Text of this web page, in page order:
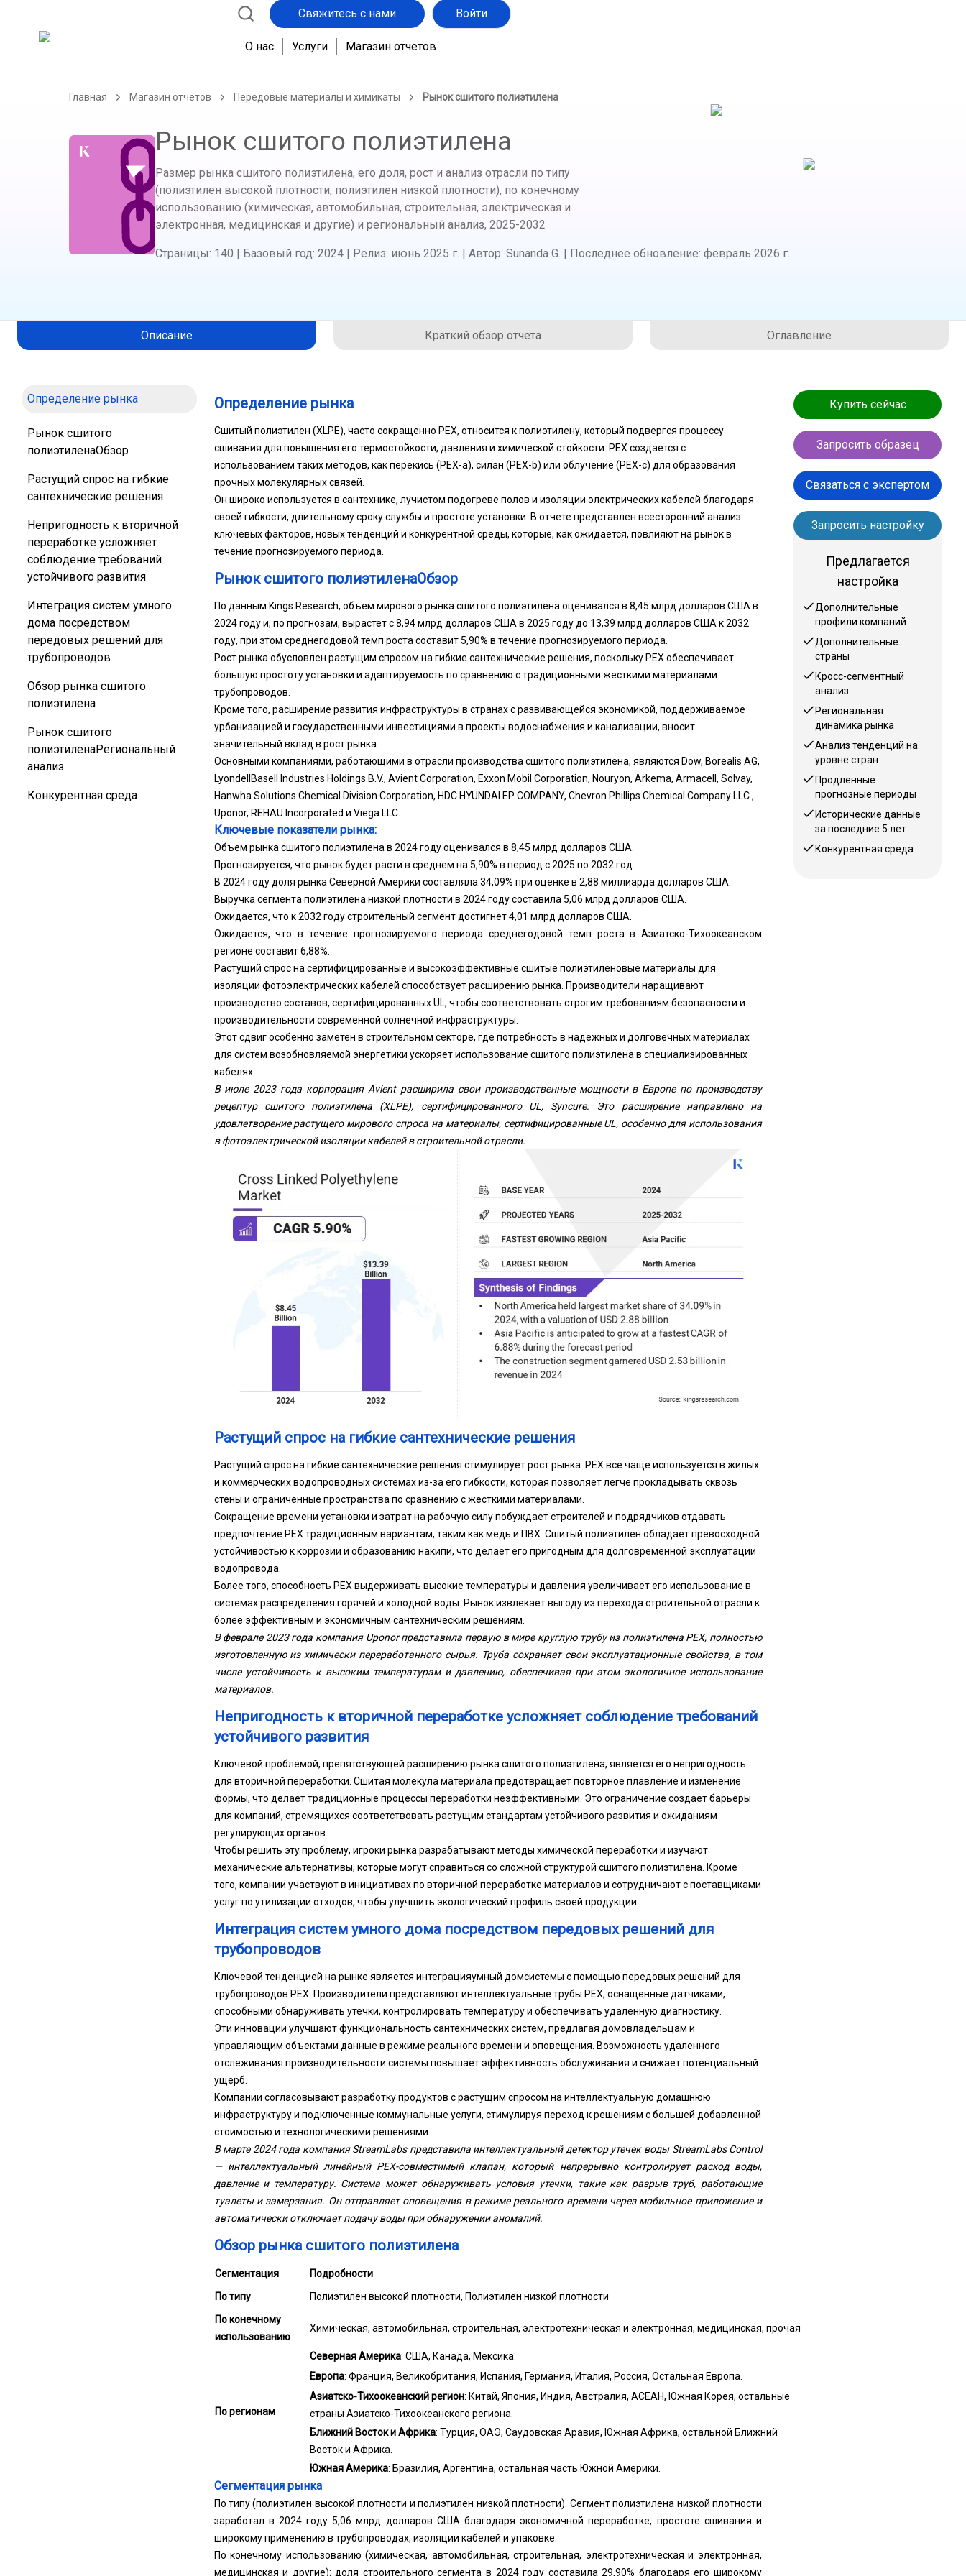
Свяжитесь с нами Войти
О нас Услуги Магазин отчетов
Главная Магазин отчетов Передовые материалы и химикаты Рынок сшитого полиэтилена
Рынок сшитого полиэтилена
Размер рынка сшитого полиэтилена, его доля, рост и анализ отрасли по типу
(полиэтилен высокой плотности, полиэтилен низкой плотности), по конечному
использованию (химическая, автомобильная, строительная, электрическая и
электронная, медицинская и другие) и региональный анализ, 2025-2032
Страницы: 140 | Базовый год: 2024 | Релиз: июнь 2025 г. | Автор: Sunanda G. | Последнее обновление: февраль 2026 г.
Описание Краткий обзор отчета Оглавление
Определение рынка
Рынок сшитого
полиэтиленаОбзор
Растущий спрос на гибкие
сантехнические решения
Непригодность к вторичной
переработке усложняет
соблюдение требований
устойчивого развития
Интеграция систем умного
дома посредством
передовых решений для
трубопроводов
Обзор рынка сшитого
полиэтилена
Рынок сшитого
полиэтиленаРегиональный
анализ
Конкурентная среда
Определение рынка
Сшитый полиэтилен (XLPE), часто сокращенно PEX, относится к полиэтилену, который подвергся процессу
сшивания для повышения его термостойкости, давления и химической стойкости. PEX создается с
использованием таких методов, как перекись (PEX-a), силан (PEX-b) или облучение (PEX-c) для образования
прочных молекулярных связей.
Он широко используется в сантехнике, лучистом подогреве полов и изоляции электрических кабелей благодаря
своей гибкости, длительному сроку службы и простоте установки. В отчете представлен всесторонний анализ
ключевых факторов, новых тенденций и конкурентной среды, которые, как ожидается, повлияют на рынок в
течение прогнозируемого периода.
Рынок сшитого полиэтиленаОбзор
По данным Kings Research, объем мирового рынка сшитого полиэтилена оценивался в 8,45 млрд долларов США в
2024 году и, по прогнозам, вырастет с 8,94 млрд долларов США в 2025 году до 13,39 млрд долларов США к 2032
году, при этом среднегодовой темп роста составит 5,90% в течение прогнозируемого периода.
Рост рынка обусловлен растущим спросом на гибкие сантехнические решения, поскольку PEX обеспечивает
большую простоту установки и адаптируемость по сравнению с традиционными жесткими материалами
трубопроводов.
Кроме того, расширение развития инфраструктуры в странах с развивающейся экономикой, поддерживаемое
урбанизацией и государственными инвестициями в проекты водоснабжения и канализации, вносит
значительный вклад в рост рынка.
Основными компаниями, работающими в отрасли производства сшитого полиэтилена, являются Dow, Borealis AG,
LyondellBasell Industries Holdings B.V., Avient Corporation, Exxon Mobil Corporation, Nouryon, Arkema, Armacell, Solvay,
Hanwha Solutions Chemical Division Corporation, HDC HYUNDAI EP COMPANY, Chevron Phillips Chemical Company LLC.,
Uponor, REHAU Incorporated и Viega LLC.
Ключевые показатели рынка:
Объем рынка сшитого полиэтилена в 2024 году оценивался в 8,45 млрд долларов США.
Прогнозируется, что рынок будет расти в среднем на 5,90% в период с 2025 по 2032 год.
В 2024 году доля рынка Северной Америки составляла 34,09% при оценке в 2,88 миллиарда долларов США.
Выручка сегмента полиэтилена низкой плотности в 2024 году составила 5,06 млрд долларов США.
Ожидается, что к 2032 году строительный сегмент достигнет 4,01 млрд долларов США.
Ожидается, что в течение прогнозируемого периода среднегодовой темп роста в Азиатско-Тихоокеанском
регионе составит 6,88%.
Растущий спрос на сертифицированные и высокоэффективные сшитые полиэтиленовые материалы для
изоляции фотоэлектрических кабелей способствует расширению рынка. Производители наращивают
производство составов, сертифицированных UL, чтобы соответствовать строгим требованиям безопасности и
производительности современной солнечной инфраструктуры.
Этот сдвиг особенно заметен в строительном секторе, где потребность в надежных и долговечных материалах
для систем возобновляемой энергетики ускоряет использование сшитого полиэтилена в специализированных
кабелях.
В июле 2023 года корпорация Avient расширила свои производственные мощности в Европе по производству
рецептур сшитого полиэтилена (XLPE), сертифицированного UL, Syncure. Это расширение направлено на
удовлетворение растущего мирового спроса на материалы, сертифицированные UL, особенно для использования
в фотоэлектрической изоляции кабелей в строительной отрасли.
Растущий спрос на гибкие сантехнические решения
Растущий спрос на гибкие сантехнические решения стимулирует рост рынка. PEX все чаще используется в жилых
и коммерческих водопроводных системах из-за его гибкости, которая позволяет легче прокладывать сквозь
стены и ограниченные пространства по сравнению с жесткими материалами.
Сокращение времени установки и затрат на рабочую силу побуждает строителей и подрядчиков отдавать
предпочтение PEX традиционным вариантам, таким как медь и ПВХ. Сшитый полиэтилен обладает превосходной
устойчивостью к коррозии и образованию накипи, что делает его пригодным для долговременной эксплуатации
водопровода.
Более того, способность PEX выдерживать высокие температуры и давления увеличивает его использование в
системах распределения горячей и холодной воды. Рынок извлекает выгоду из перехода строительной отрасли к
более эффективным и экономичным сантехническим решениям.
В феврале 2023 года компания Uponor представила первую в мире круглую трубу из полиэтилена PEX, полностью
изготовленную из химически переработанного сырья. Труба сохраняет свои эксплуатационные свойства, в том
числе устойчивость к высоким температурам и давлению, обеспечивая при этом экологичное использование
материалов.
Непригодность к вторичной переработке усложняет соблюдение требований
устойчивого развития
Ключевой проблемой, препятствующей расширению рынка сшитого полиэтилена, является его непригодность
для вторичной переработки. Сшитая молекула материала предотвращает повторное плавление и изменение
формы, что делает традиционные процессы переработки неэффективными. Это ограничение создает барьеры
для компаний, стремящихся соответствовать растущим стандартам устойчивого развития и ожиданиям
регулирующих органов.
Чтобы решить эту проблему, игроки рынка разрабатывают методы химической переработки и изучают
механические альтернативы, которые могут справиться со сложной структурой сшитого полиэтилена. Кроме
того, компании участвуют в инициативах по вторичной переработке материалов и сотрудничают с поставщиками
услуг по утилизации отходов, чтобы улучшить экологический профиль своей продукции.
Интеграция систем умного дома посредством передовых решений для
трубопроводов
Ключевой тенденцией на рынке является интеграцияумный домсистемы с помощью передовых решений для
трубопроводов PEX. Производители представляют интеллектуальные трубы PEX, оснащенные датчиками,
способными обнаруживать утечки, контролировать температуру и обеспечивать удаленную диагностику.
Эти инновации улучшают функциональность сантехнических систем, предлагая домовладельцам и
управляющим объектами данные в режиме реального времени и оповещения. Возможность удаленного
отслеживания производительности системы повышает эффективность обслуживания и снижает потенциальный
ущерб.
Компании согласовывают разработку продуктов с растущим спросом на интеллектуальную домашнюю
инфраструктуру и подключенные коммунальные услуги, стимулируя переход к решениям с большей добавленной
стоимостью и технологическими решениями.
В марте 2024 года компания StreamLabs представила интеллектуальный детектор утечек воды StreamLabs Control
— интеллектуальный линейный PEX-совместимый клапан, который непрерывно контролирует расход воды,
давление и температуру. Система может обнаруживать условия утечки, такие как разрыв труб, работающие
туалеты и замерзания. Он отправляет оповещения в режиме реального времени через мобильное приложение и
автоматически отключает подачу воды при обнаружении аномалий.
Обзор рынка сшитого полиэтилена
Сегментация
Подробности
По типу
Полиэтилен высокой плотности, Полиэтилен низкой плотности
По конечному
использованию
Химическая, автомобильная, строительная, электротехническая и электронная, медицинская, прочая
По регионам
Северная Америка: США, Канада, Мексика
Европа: Франция, Великобритания, Испания, Германия, Италия, Россия, Остальная Европа.
Азиатско-Тихоокеанский регион: Китай, Япония, Индия, Австралия, АСЕАН, Южная Корея, остальные
страны Азиатско-Тихоокеанского региона.
Ближний Восток и Африка: Турция, ОАЭ, Саудовская Аравия, Южная Африка, остальной Ближний
Восток и Африка.
Южная Америка: Бразилия, Аргентина, остальная часть Южной Америки.
Сегментация рынка
По типу (полиэтилен высокой плотности и полиэтилен низкой плотности). Сегмент полиэтилена низкой плотности
заработал в 2024 году 5,06 млрд долларов США благодаря экономичной переработке, простоте сшивания и
широкому применению в трубопроводах, изоляции кабелей и упаковке.
По конечному использованию (химическая, автомобильная, строительная, электротехническая и электронная,
медицинская и другие): доля строительного сегмента в 2024 году составила 29,90% благодаря его широкому
Купить сейчас
Запросить образец
Связаться с экспертом
Запросить настройку
Предлагается
настройка
Дополнительные
профили компаний
Дополнительные
страны
Кросс-сегментный
анализ
Региональная
динамика рынка
Анализ тенденций на
уровне стран
Продленные
прогнозные периоды
Исторические данные
за последние 5 лет
Конкурентная среда